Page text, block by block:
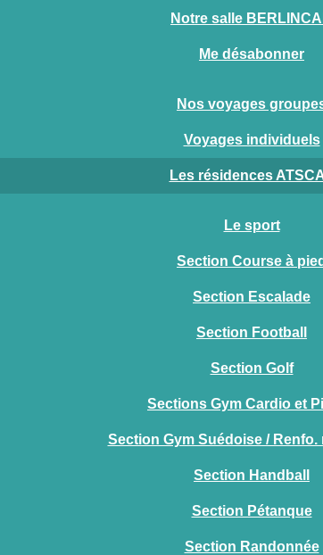
Notre salle
Me désabonner
Nos voyages
Voyages individuels
Les résidences
Le sport
Section Course à pied
Section Escalade
Section Football
Section Golf
Sections Gym Cardio et
Section Gym Suédoise / Renfo.
Section Handball
Section Pétanque
Section Randonnée